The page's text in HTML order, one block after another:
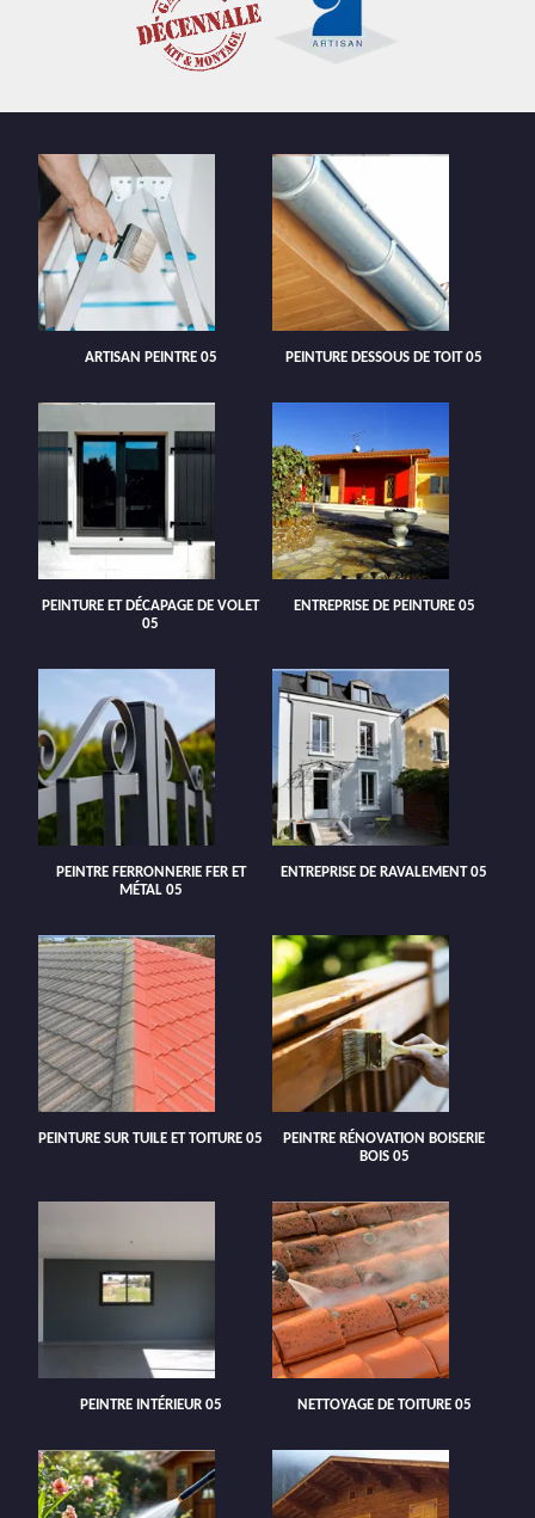
ARTISAN PEINTRE 05 PEINTURE DESSOUS DE TOIT 05
PEINTURE ET DÉCAPAGE DE VOLET
05
ENTREPRISE DE PEINTURE 05
PEINTRE FERRONNERIE FER ET
MÉTAL 05
ENTREPRISE DE RAVALEMENT 05
PEINTURE SUR TUILE ET TOITURE 05
PEINTRE RÉNOVATION BOISERIE
BOIS 05
PEINTRE INTÉRIEUR 05 NETTOYAGE DE TOITURE 05